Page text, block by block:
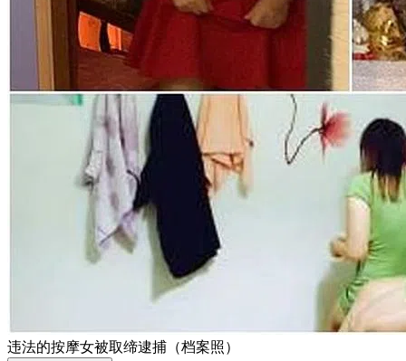
违法的按摩女被取缔逮捕（档案照）